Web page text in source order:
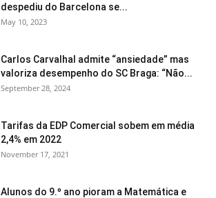
despediu do Barcelona se...
May 10, 2023
Carlos Carvalhal admite “ansiedade” mas
valoriza desempenho do SC Braga: “Não...
September 28, 2024
Tarifas da EDP Comercial sobem em média
2,4% em 2022
November 17, 2021
Alunos do 9.º ano pioram a Matemática e